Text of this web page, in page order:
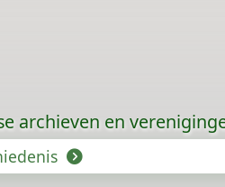
archieven en